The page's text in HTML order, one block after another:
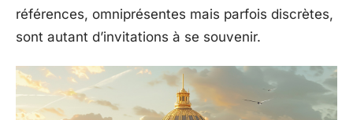
références, omniprésentes mais parfois discrètes,
sont autant d’invitations à se souvenir.